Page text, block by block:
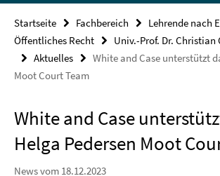
Startseite Fachbereich
Lehrende nach
Öffentliches Recht
Univ.-Prof. Dr. Christian
Aktuelles
White and Case unterstützt
Moot Court Team
White and Case
Helga Pedersen Moot
News vom 18.12.2023